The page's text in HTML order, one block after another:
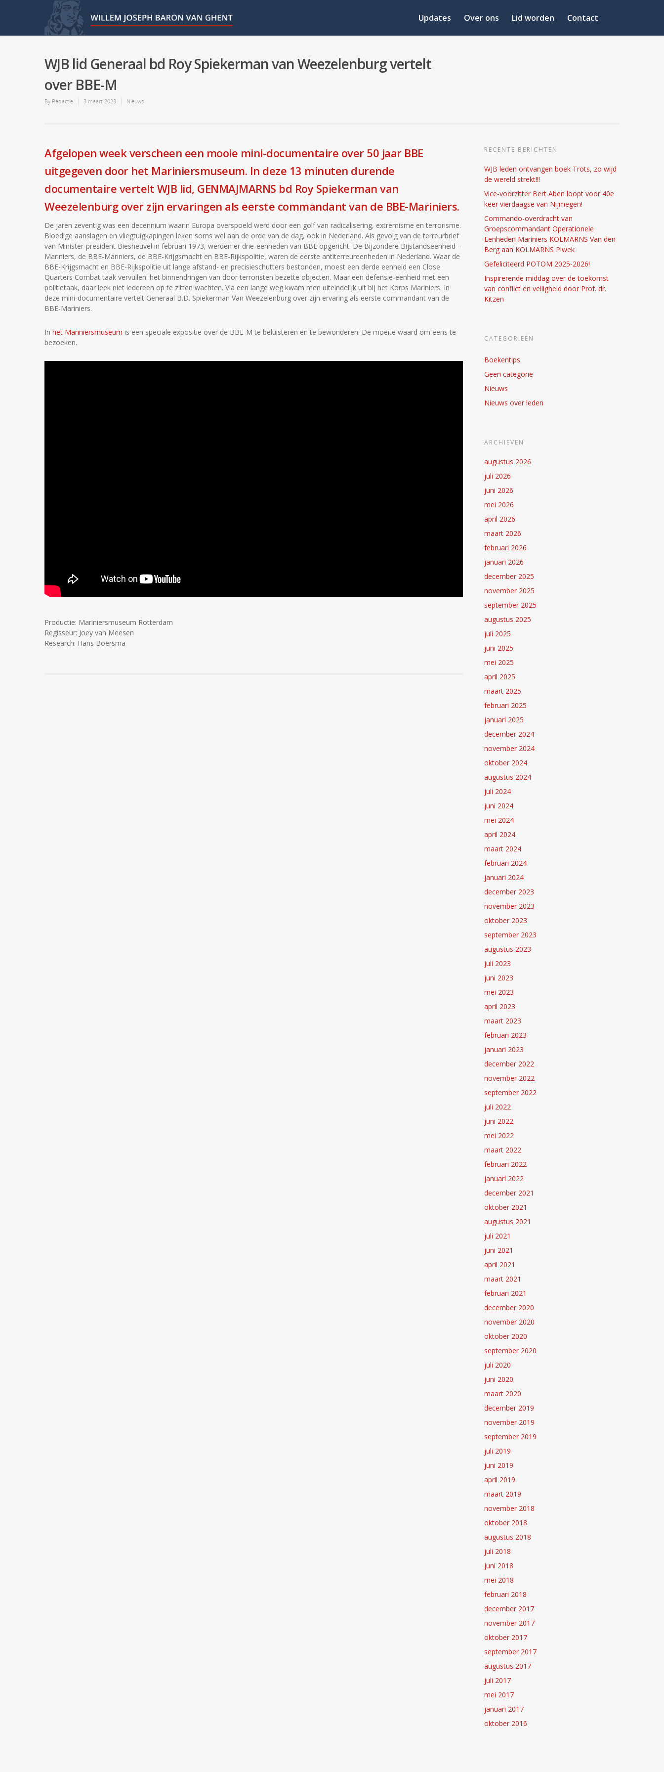
Updates Over ons Lid worden Contact
WJB lid Generaal bd Roy Spiekerman van Weezelenburg vertelt
over BBE-M
By Redactie 3 maart 2023 Nieuws
Afgelopen week verscheen een mooie mini-documentaire over 50 jaar BBE
uitgegeven door het Mariniersmuseum. In deze 13 minuten durende
documentaire vertelt WJB lid, GENMAJMARNS bd Roy Spiekerman van
Weezelenburg over zijn ervaringen als eerste commandant van de BBE-Mariniers.
De jaren zeventig was een decennium waarin Europa overspoeld werd door een golf van radicalisering, extremisme en terrorisme.
Bloedige aanslagen en vliegtuigkapingen leken soms wel aan de orde van de dag, ook in Nederland. Als gevolg van de terreurbrief
van Minister-president Biesheuvel in februari 1973, werden er drie-eenheden van BBE opgericht. De Bijzondere Bijstandseenheid –
Mariniers, de BBE-Mariniers, de BBE-Krijgsmacht en BBE-Rijkspolitie, waren de eerste antiterreureenheden in Nederland. Waar de
BBE-Krijgsmacht en BBE-Rijkspolitie uit lange afstand- en precisieschutters bestonden, moest een derde eenheid een Close
Quarters Combat taak vervullen: het binnendringen van door terroristen bezette objecten. Maar een defensie-eenheid met een
politietaak, daar leek niet iedereen op te zitten wachten. Via een lange weg kwam men uiteindelijk uit bij het Korps Mariniers. In
deze mini-documentaire vertelt Generaal B.D. Spiekerman Van Weezelenburg over zijn ervaring als eerste commandant van de
BBE-Mariniers.
In het Mariniersmuseum is een speciale expositie over de BBE-M te beluisteren en te bewonderen. De moeite waard om eens te
bezoeken.
Productie: Mariniersmuseum Rotterdam
Regisseur: Joey van Meesen
Research: Hans Boersma
RECENTE BERICHTEN
WJB leden ontvangen boek Trots, zo wijd
de wereld strekt!!!
Vice-voorzitter Bert Aben loopt voor 40e
keer vierdaagse van Nijmegen!
Commando-overdracht van
Groepscommandant Operationele
Eenheden Mariniers KOLMARNS Van den
Berg aan KOLMARNS Piwek
Gefeliciteerd POTOM 2025-2026!
Inspirerende middag over de toekomst
van conflict en veiligheid door Prof. dr.
Kitzen
CATEGORIEËN
Boekentips
Geen categorie
Nieuws
Nieuws over leden
ARCHIEVEN
augustus 2026
juli 2026
juni 2026
mei 2026
april 2026
maart 2026
februari 2026
januari 2026
december 2025
november 2025
september 2025
augustus 2025
juli 2025
juni 2025
mei 2025
april 2025
maart 2025
februari 2025
januari 2025
december 2024
november 2024
oktober 2024
augustus 2024
juli 2024
juni 2024
mei 2024
april 2024
maart 2024
februari 2024
januari 2024
december 2023
november 2023
oktober 2023
september 2023
augustus 2023
juli 2023
juni 2023
mei 2023
april 2023
maart 2023
februari 2023
januari 2023
december 2022
november 2022
september 2022
juli 2022
juni 2022
mei 2022
maart 2022
februari 2022
januari 2022
december 2021
oktober 2021
augustus 2021
juli 2021
juni 2021
april 2021
maart 2021
februari 2021
december 2020
november 2020
oktober 2020
september 2020
juli 2020
juni 2020
maart 2020
december 2019
november 2019
september 2019
juli 2019
juni 2019
april 2019
maart 2019
november 2018
oktober 2018
augustus 2018
juli 2018
juni 2018
mei 2018
februari 2018
december 2017
november 2017
oktober 2017
september 2017
augustus 2017
juli 2017
mei 2017
januari 2017
oktober 2016